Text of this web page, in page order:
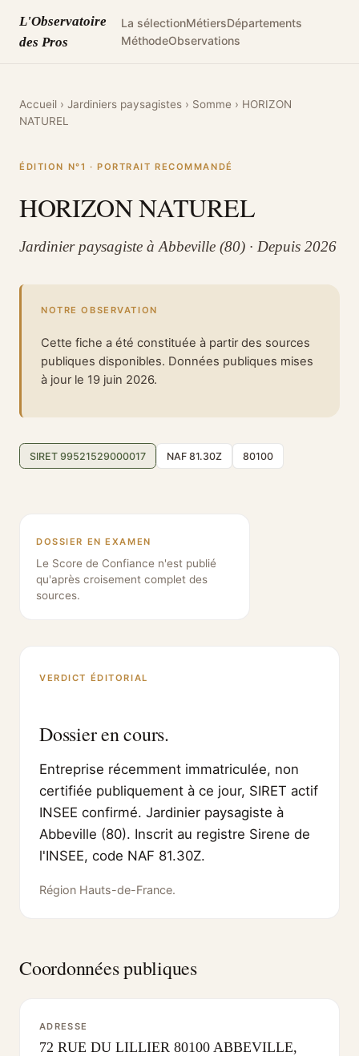
L'Observatoire
des Pros
La sélectionMétiersDépartements
MéthodeObservations
Accueil › Jardiniers paysagistes › Somme › HORIZON
NATUREL
ÉDITION N°1 · PORTRAIT RECOMMANDÉ
HORIZON NATUREL
Jardinier paysagiste à Abbeville (80) · Depuis 2026
NOTRE OBSERVATION
Cette fiche a été constituée à partir des sources
publiques disponibles. Données publiques mises
à jour le 19 juin 2026.
SIRET 99521529000017 NAF 81.30Z 80100
DOSSIER EN EXAMEN
Le Score de Confiance n'est publié
qu'après croisement complet des
sources.
VERDICT ÉDITORIAL
Dossier en cours.
Entreprise récemment immatriculée, non
certifiée publiquement à ce jour, SIRET actif
INSEE confirmé. Jardinier paysagiste à
Abbeville (80). Inscrit au registre Sirene de
l'INSEE, code NAF 81.30Z.
Région Hauts-de-France.
Coordonnées publiques
ADRESSE
72 RUE DU LILLIER 80100 ABBEVILLE,